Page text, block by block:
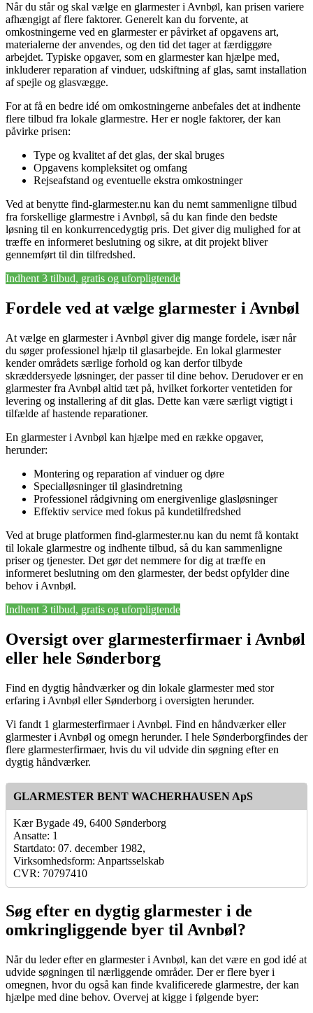
Når du står og skal vælge en glarmester i Avnbøl, kan prisen variere
afhængigt af flere faktorer. Generelt kan du forvente, at
omkostningerne ved en glarmester er påvirket af opgavens art,
materialerne der anvendes, og den tid det tager at færdiggøre
arbejdet. Typiske opgaver, som en glarmester kan hjælpe med,
inkluderer reparation af vinduer, udskiftning af glas, samt installation
af spejle og glasvægge.
For at få en bedre idé om omkostningerne anbefales det at indhente
flere tilbud fra lokale glarmestre. Her er nogle faktorer, der kan
påvirke prisen:
Type og kvalitet af det glas, der skal bruges
Opgavens kompleksitet og omfang
Rejseafstand og eventuelle ekstra omkostninger
Ved at benytte find-glarmester.nu kan du nemt sammenligne tilbud
fra forskellige glarmestre i Avnbøl, så du kan finde den bedste
løsning til en konkurrencedygtig pris. Det giver dig mulighed for at
træffe en informeret beslutning og sikre, at dit projekt bliver
gennemført til din tilfredshed.
Indhent 3 tilbud, gratis og uforpligtende
Fordele ved at vælge glarmester i Avnbøl
At vælge en glarmester i Avnbøl giver dig mange fordele, især når
du søger professionel hjælp til glasarbejde. En lokal glarmester
kender områdets særlige forhold og kan derfor tilbyde
skræddersyede løsninger, der passer til dine behov. Derudover er en
glarmester fra Avnbøl altid tæt på, hvilket forkorter ventetiden for
levering og installering af dit glas. Dette kan være særligt vigtigt i
tilfælde af hastende reparationer.
En glarmester i Avnbøl kan hjælpe med en række opgaver,
herunder:
Montering og reparation af vinduer og døre
Specialløsninger til glasindretning
Professionel rådgivning om energivenlige glasløsninger
Effektiv service med fokus på kundetilfredshed
Ved at bruge platformen find-glarmester.nu kan du nemt få kontakt
til lokale glarmestre og indhente tilbud, så du kan sammenligne
priser og tjenester. Det gør det nemmere for dig at træffe en
informeret beslutning om den glarmester, der bedst opfylder dine
behov i Avnbøl.
Indhent 3 tilbud, gratis og uforpligtende
Oversigt over glarmesterfirmaer i Avnbøl
eller hele Sønderborg
Find en dygtig håndværker og din lokale glarmester med stor
erfaring i Avnbøl eller Sønderborg i oversigten herunder.
Vi fandt 1 glarmesterfirmaer i Avnbøl. Find en håndværker eller
glarmester i Avnbøl og omegn herunder. I hele Sønderborgfindes der
flere glarmesterfirmaer, hvis du vil udvide din søgning efter en
dygtig håndværker.
GLARMESTER BENT WACHERHAUSEN ApS
Kær Bygade 49, 6400 Sønderborg
Ansatte: 1
Startdato: 07. december 1982,
Virksomhedsform: Anpartsselskab
CVR: 70797410
Søg efter en dygtig glarmester i de
omkringliggende byer til Avnbøl?
Når du leder efter en glarmester i Avnbøl, kan det være en god idé at
udvide søgningen til nærliggende områder. Der er flere byer i
omegnen, hvor du også kan finde kvalificerede glarmestre, der kan
hjælpe med dine behov. Overvej at kigge i følgende byer: